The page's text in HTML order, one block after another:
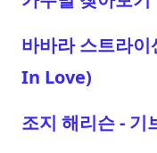
바바라 스트라
In Love)
조지 해리슨 -